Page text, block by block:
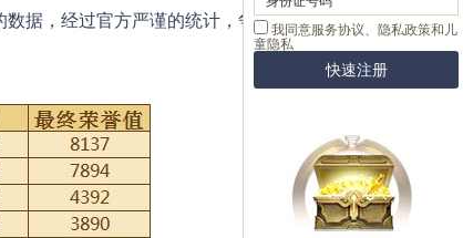
据，经过官方严谨的统计，争霸赛排名已